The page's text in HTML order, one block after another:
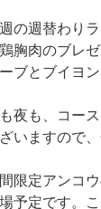
の週替わり
胸肉のブレ
ブとブイヨ
夜も、コー
いますので
限定アンコ
予定です。